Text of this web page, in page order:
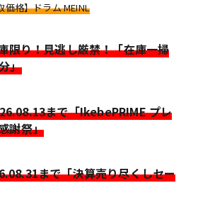
価格】ドラム MEINL
限り！見逃し厳禁！「在庫一掃
」
まで「IkebePRIME プレ
謝祭」
まで「決算売り尽くしセー